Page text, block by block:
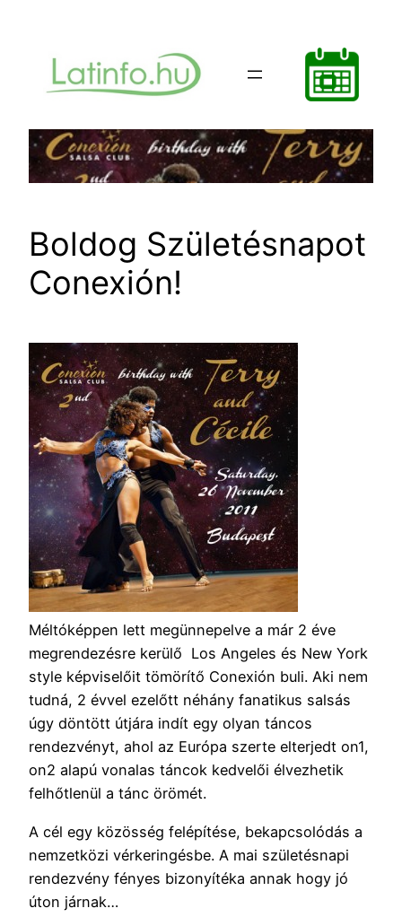
tartalomhoz
Boldog Születésnapot
Conexión!
Méltóképpen lett megünnepelve a már 2 éve
megrendezésre kerülő Los Angeles és New York
style képviselőit tömörítő Conexión buli. Aki nem
tudná, 2 évvel ezelőtt néhány fanatikus salsás
úgy döntött útjára indít egy olyan táncos
rendezvényt, ahol az Európa szerte elterjedt on1,
on2 alapú vonalas táncok kedvelői élvezhetik
felhőtlenül a tánc örömét.
A cél egy közösség felépítése, bekapcsolódás a
nemzetközi vérkeringésbe. A mai születésnapi
rendezvény fényes bizonyítéka annak hogy jó
úton járnak…